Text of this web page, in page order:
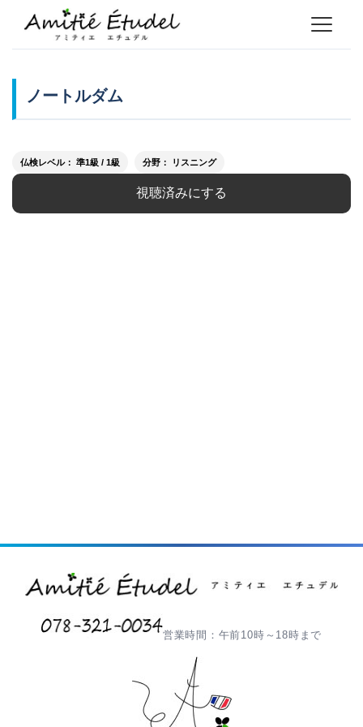
ノートルダム
仏検レベル： 準1級 / 1級 分野： リスニング
視聴済みにする
営業時間：午前10時～18時まで